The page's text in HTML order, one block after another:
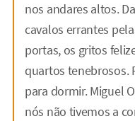
nos andares altos.
cavalos errantes
portas, os gritos
quartos tenebrosos.
para dormir. Miguel
nós não tivemos a